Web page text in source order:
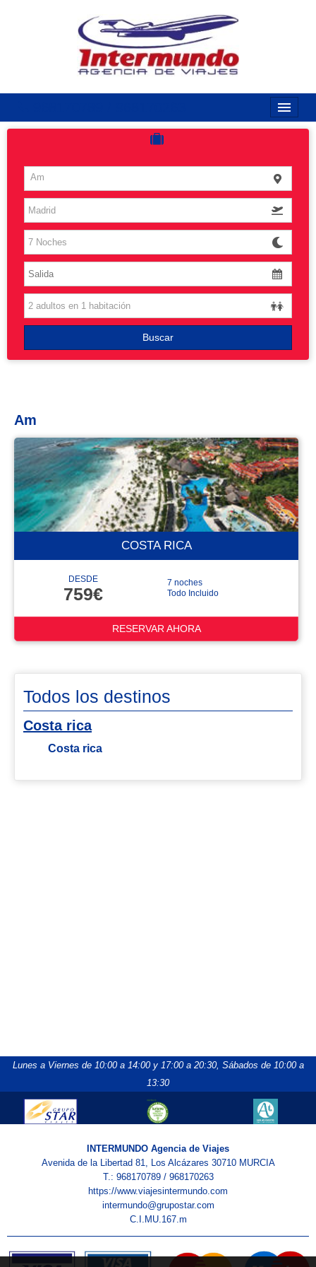
Costas
Vuelos
Islas
Caribe
Grandes Viajes
Am
Buscar
Am
COSTA RICA
DESDE
759€
7 noches
Todo Incluido
RESERVAR AHORA
Todos los destinos
Costa rica
Costa rica
Lunes a Viernes de 10:00 a 14:00 y 17:00 a 20:30, Sábados de 10:00 a
13:30
INTERMUNDO Agencia de Viajes
Avenida de la Libertad 81, Los Alcázares 30710 MURCIA
T.: 968170789 / 968170263
https://www.viajesintermundo.com
intermundo@grupostar.com
C.I.MU.167.m